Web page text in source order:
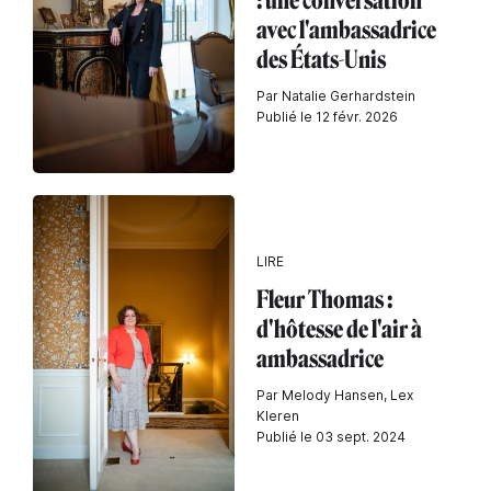
avec l'ambassadrice
des États-Unis
Par Natalie Gerhardstein
Publié le 12 févr. 2026
LIRE
Fleur Thomas :
d'hôtesse de l'air à
ambassadrice
Par Melody Hansen, Lex
Kleren
Publié le 03 sept. 2024